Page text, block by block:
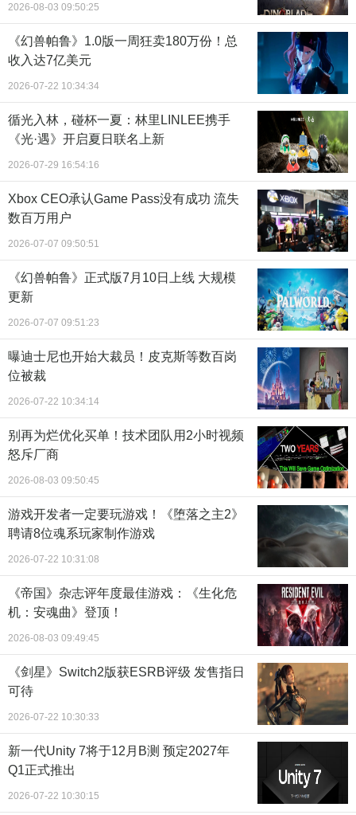
2026-08-03 09:50:25
《幻兽帕鲁》1.0版一周狂卖180万份！总
收入达7亿美元
2026-07-22 10:34:34
循光入林，碰杯一夏：林里LINLEE携手
《光·遇》开启夏日联名上新
2026-07-29 16:54:16
Xbox CEO承认Game Pass没有成功 流失
数百万用户
2026-07-07 09:50:51
《幻兽帕鲁》正式版7月10日上线 大规模
更新
2026-07-07 09:51:23
曝迪士尼也开始大裁员！皮克斯等数百岗
位被裁
2026-07-22 10:34:14
别再为烂优化买单！技术团队用2小时视频
怒斥厂商
2026-08-03 09:50:45
游戏开发者一定要玩游戏！《堕落之主2》
聘请8位魂系玩家制作游戏
2026-07-22 10:31:08
《帝国》杂志评年度最佳游戏：《生化危
机：安魂曲》登顶！
2026-08-03 09:49:45
《剑星》Switch2版获ESRB评级 发售指日
可待
2026-07-22 10:30:33
新一代Unity 7将于12月B测 预定2027年
Q1正式推出
2026-07-22 10:30:15